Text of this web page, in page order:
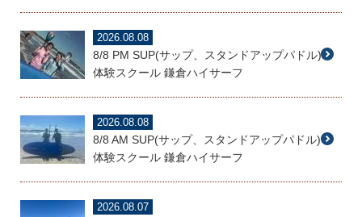
2026.08.08
8/8 PM SUP(サップ、スタンドアップパドル)
体験スクール 鎌倉ハイサーフ
2026.08.08
8/8 AM SUP(サップ、スタンドアップパドル)
体験スクール 鎌倉ハイサーフ
2026.08.07